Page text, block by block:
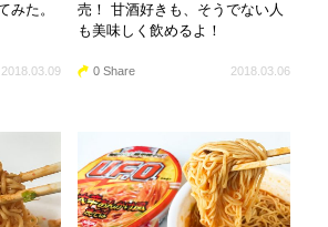
みた。
2018.03.09
売！ 甘酒好きも、そうでない人
も美味しく飲めるよ！
0 Share 2018.03.06